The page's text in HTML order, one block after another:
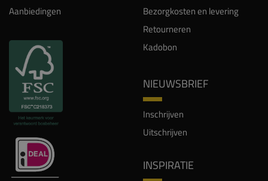
Aanbiedingen
Bezorgkosten en levering
Retourneren
Kadobon
NIEUWSBRIEF
Inschrijven
Uitschrijven
INSPIRATIE